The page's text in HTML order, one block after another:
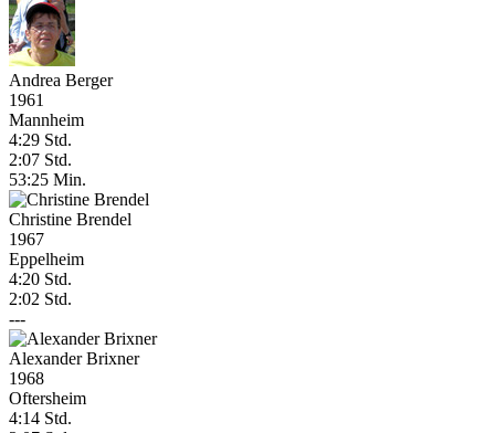
Andrea Berger
1961
Mannheim
4:29 Std.
2:07 Std.
53:25 Min.
Christine Brendel
1967
Eppelheim
4:20 Std.
2:02 Std.
---
Alexander Brixner
1968
Oftersheim
4:14 Std.